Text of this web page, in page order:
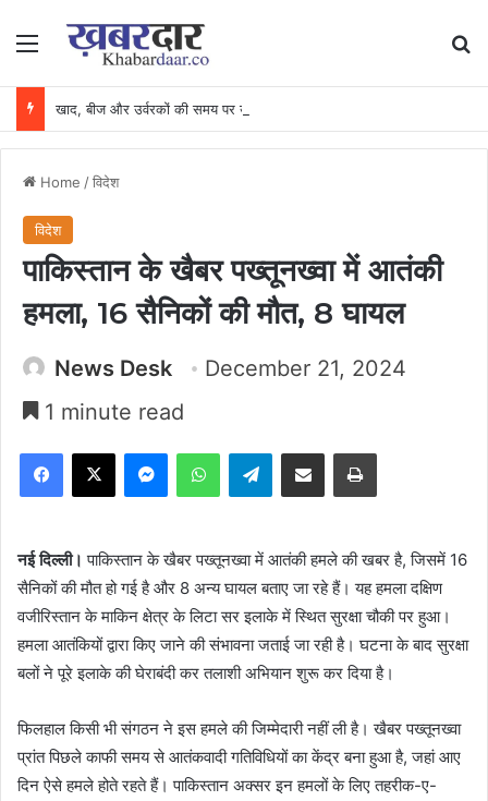
Menu
Home /विदेश
विदेश
पाकिस्तान के खैबर पख्तूनख्वा में आतंकी
हमला, 16 सैनिकों की मौत, 8 घायल
News Desk
December 21, 2024
1 minute read
Facebook
X MessengerWhatsAppTelegramShare via Email Print
नई दिल्ली। पाकिस्तान के खैबर पख्तूनख्वा में आतंकी हमले की खबर है, जिसमें 16
सैनिकों की मौत हो गई है और 8 अन्य घायल बताए जा रहे हैं। यह हमला दक्षिण
वजीरिस्तान के माकिन क्षेत्र के लिटा सर इलाके में स्थित सुरक्षा चौकी पर हुआ।
हमला आतंकियों द्वारा किए जाने की संभावना जताई जा रही है। घटना के बाद सुरक्षा
बलों ने पूरे इलाके की घेराबंदी कर तलाशी अभियान शुरू कर दिया है।
फिलहाल किसी भी संगठन ने इस हमले की जिम्मेदारी नहीं ली है। खैबर पख्तूनख्वा
प्रांत पिछले काफी समय से आतंकवादी गतिविधियों का केंद्र बना हुआ है, जहां आए
दिन ऐसे हमले होते रहते हैं। पाकिस्तान अक्सर इन हमलों के लिए तहरीक-ए-